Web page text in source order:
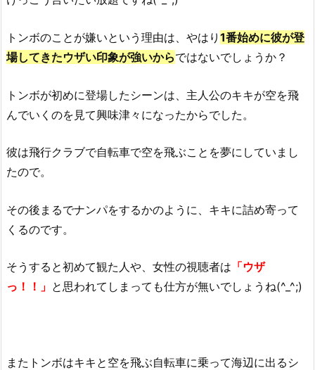
トンボのことが嫌いという理由は、やはり 1番始めに彼が登
場してきたウザい印象が強いからではないでしょうか？
トンボが初めに登場したシーンは、主人公のキキが空を飛
んでいくのを見て興味津々になったからでした。
彼は飛行クラブで自転車で空を飛ぶことを夢にしていまし
たので。
その後まるでナンパをするかのように、キキに詰め寄って
くるのです。
そうすると初めて観た人や、女性の視聴者は 「ウザ
っ！！」 と思われてしまっても仕方が無いでしょうね(^_^;)
またトンボはキキと空を飛ぶ自転車に乗って海辺に出るシ